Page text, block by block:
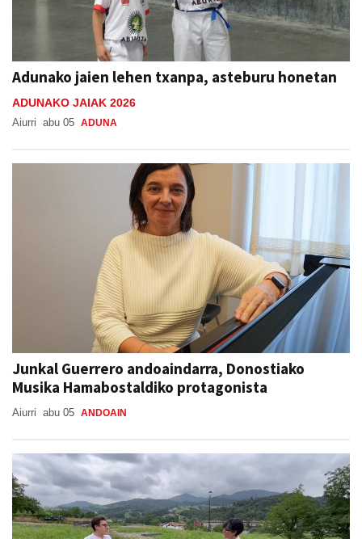
Adunako jaien lehen txanpa, asteburu honetan
ADUNAKO JAIAK 2026
Aiurri abu 05 ADUNA
Junkal Guerrero andoaindarra, Donostiako
Musika Hamabostaldiko protagonista
Aiurri abu 05 ANDOAIN